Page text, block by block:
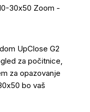
30x50 Zoom -
UpClose G2
za počitnice,
za opazovanje
bo vaš